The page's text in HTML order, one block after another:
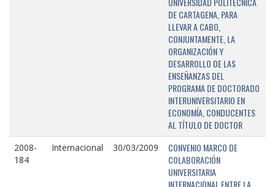
DE CARTAGENA, PARA
LLEVAR A CABO,
CONJUNTAMENTE, LA
ORGANIZACIÓN Y
DESARROLLO DE LAS
ENSEÑANZAS DEL
PROGRAMA DE DOCTORADO
INTERUNIVERSITARIO EN
ECONOMÍA, CONDUCENTES
AL TÍTULO DE DOCTOR
2008-
184
Internacional 30/03/2009
CONVENIO MARCO DE
COLABORACIÓN
UNIVERSITARIA
INTERNACIONAL ENTRE LA